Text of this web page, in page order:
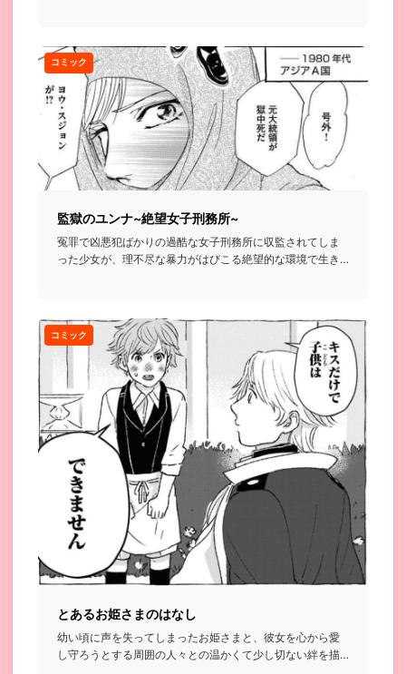
コミック
監獄のユンナ~絶望女子刑務所~
冤罪で凶悪犯ばかりの過酷な女子刑務所に収監されてしま
った少女が、理不尽な暴力がはびこる絶望的な環境で生き
コミック
とあるお姫さまのはなし
幼い頃に声を失ってしまったお姫さまと、彼女を心から愛
し守ろうとする周囲の人々との温かくて少し切ない絆を描